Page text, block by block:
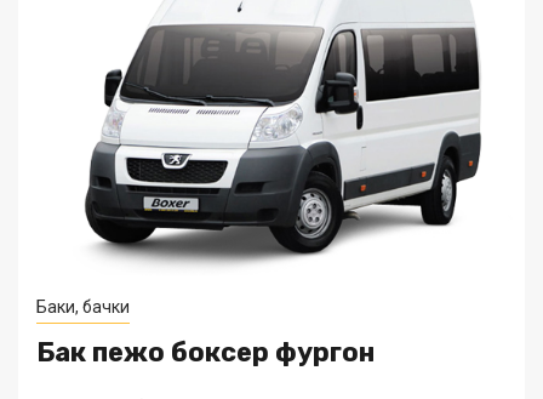
Баки, бачки
Бак пежо боксер фургон